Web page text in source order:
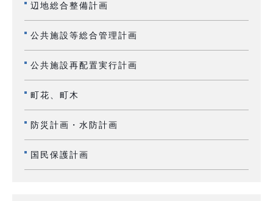
辺地総合整備計画
公共施設等総合管理計画
公共施設再配置実行計画
町花、町木
防災計画・水防計画
国民保護計画